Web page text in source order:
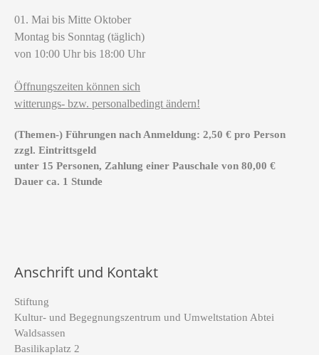
01. Mai bis Mitte Oktober
Montag bis Sonntag (täglich)
von 10:00 Uhr bis 18:00 Uhr
Öffnungszeiten können sich
witterungs- bzw. personalbedingt ändern!
(Themen-) Führungen nach Anmeldung: 2,50 € pro Person
zzgl. Eintrittsgeld
unter 15 Personen, Zahlung einer Pauschale von 80,00 €
Dauer ca. 1 Stunde
Anschrift und Kontakt
Stiftung
Kultur- und Begegnungszentrum und Umweltstation Abtei
Waldsassen
Basilikaplatz 2